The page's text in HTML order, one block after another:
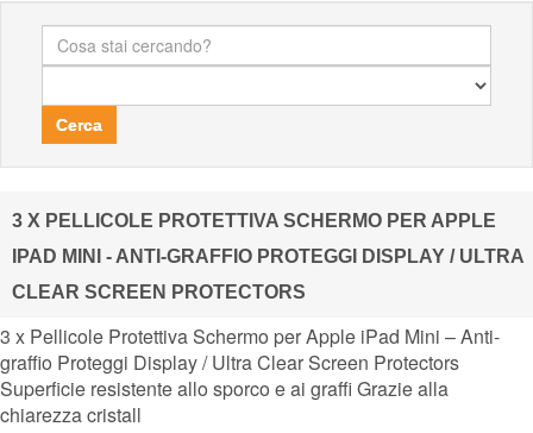
Cerca
3 X PELLICOLE PROTETTIVA SCHERMO PER APPLE
IPAD MINI - ANTI-GRAFFIO PROTEGGI DISPLAY / ULTRA
CLEAR SCREEN PROTECTORS
3 x Pellicole Protettiva Schermo per Apple iPad Mini – Anti-
graffio Proteggi Display / Ultra Clear Screen Protectors
Superficie resistente allo sporco e ai graffi Grazie alla
chiarezza cristall